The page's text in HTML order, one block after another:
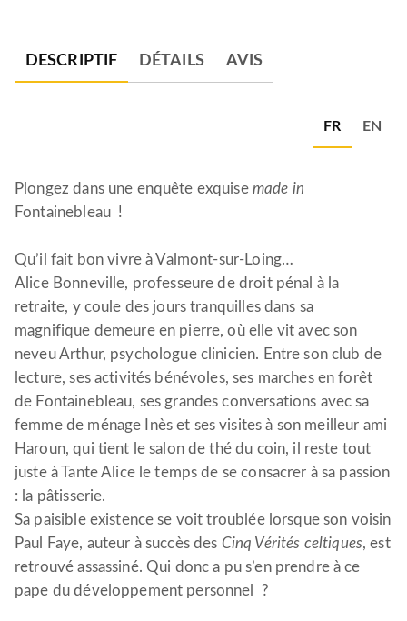
DESCRIPTIF DÉTAILS AVIS
FR EN
Plongez dans une enquête exquise made in
Fontainebleau !
Qu’il fait bon vivre à Valmont-sur-Loing…
Alice Bonneville, professeure de droit pénal à la
retraite, y coule des jours tranquilles dans sa
magnifique demeure en pierre, où elle vit avec son
neveu Arthur, psychologue clinicien. Entre son club de
lecture, ses activités bénévoles, ses marches en forêt
de Fontainebleau, ses grandes conversations avec sa
femme de ménage Inès et ses visites à son meilleur ami
Haroun, qui tient le salon de thé du coin, il reste tout
juste à Tante Alice le temps de se consacrer à sa passion
: la pâtisserie.
Sa paisible existence se voit troublée lorsque son voisin
Paul Faye, auteur à succès des Cinq Vérités celtiques, est
retrouvé assassiné. Qui donc a pu s’en prendre à ce
pape du développement personnel ?